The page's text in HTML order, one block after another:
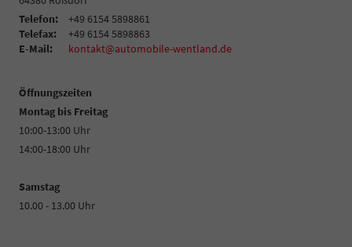
Telefon:
+49 6154 5898861
Telefax:
+49 6154 5898863
E-Mail:
kontakt@automobile-wentland.de
Öffnungszeiten
Montag bis Freitag
10:00-13:00 Uhr
14:00-18:00 Uhr
Samstag
10.00 - 13.00 Uhr